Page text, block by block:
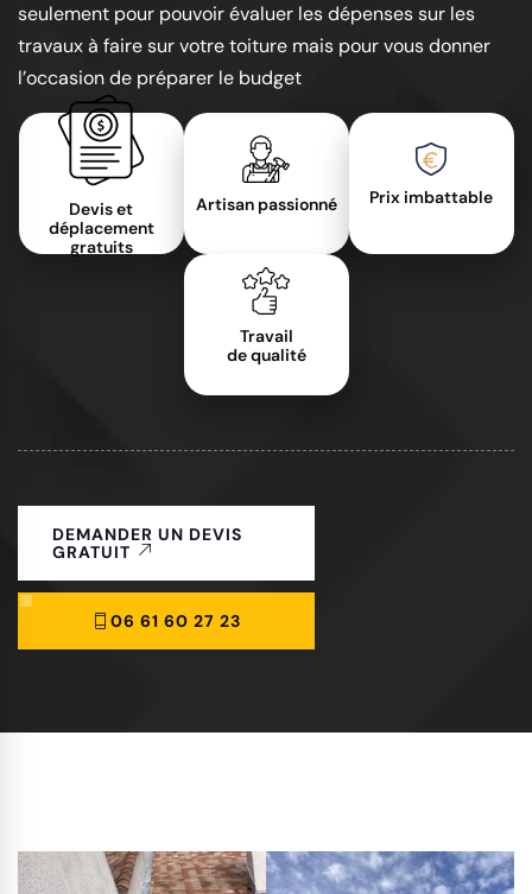
seulement pour pouvoir évaluer les dépenses sur les
travaux à faire sur votre toiture mais pour vous donner
l’occasion de préparer le budget
Devis et
déplacement
gratuits
Artisan passionné Prix imbattable
Travail
de qualité
DEMANDER UN DEVIS
GRATUIT
06 61 60 27 23